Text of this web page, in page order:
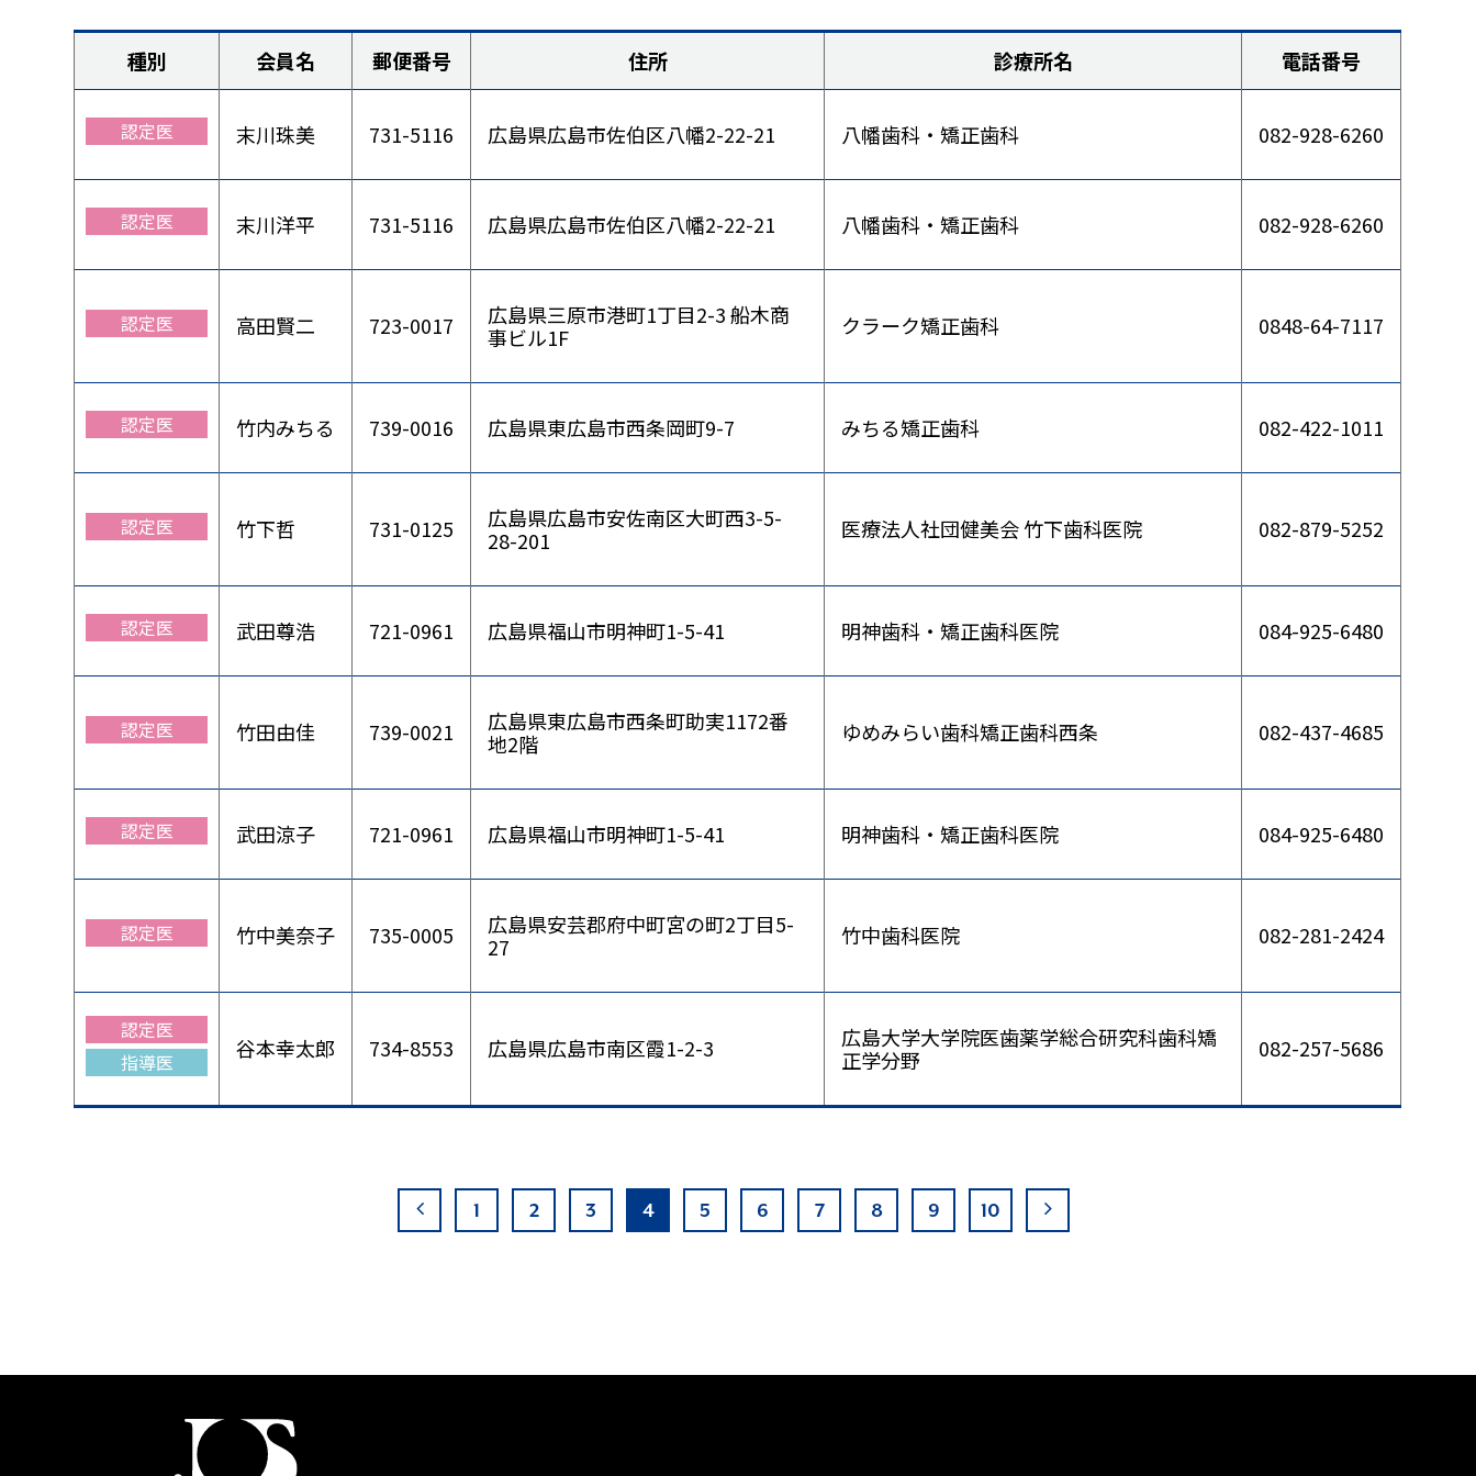
市民公開講座
表彰事業
種別 会員名 郵便番号 住所 診療所名 電話番号
認定医 末川珠美 731-5116 広島県広島市佐伯区八幡2-22-21 八幡歯科・矯正歯科 082-928-6260
認定医 末川洋平 731-5116 広島県広島市佐伯区八幡2-22-21 八幡歯科・矯正歯科 082-928-6260
認定医 高田賢二 723-0017
広島県三原市港町1丁目2-3 船木商
事ビル1F
クラーク矯正歯科 0848-64-7117
認定医 竹内みちる 739-0016 広島県東広島市西条岡町9-7 みちる矯正歯科 082-422-1011
認定医 竹下哲 731-0125
広島県広島市安佐南区大町西3-5-
28-201
医療法人社団健美会 竹下歯科医院 082-879-5252
認定医 武田尊浩 721-0961 広島県福山市明神町1-5-41 明神歯科・矯正歯科医院 084-925-6480
認定医 竹田由佳 739-0021
広島県東広島市西条町助実1172番
地2階
ゆめみらい歯科矯正歯科西条 082-437-4685
認定医 武田涼子 721-0961 広島県福山市明神町1-5-41 明神歯科・矯正歯科医院 084-925-6480
認定医 竹中美奈子 735-0005
広島県安芸郡府中町宮の町2丁目5-
27
竹中歯科医院 082-281-2424
認定医
指導医
谷本幸太郎 734-8553 広島県広島市南区霞1-2-3
広島大学大学院医歯薬学総合研究科歯科矯
正学分野
082-257-5686
1 2 3 4 5 6 7 8 9 10